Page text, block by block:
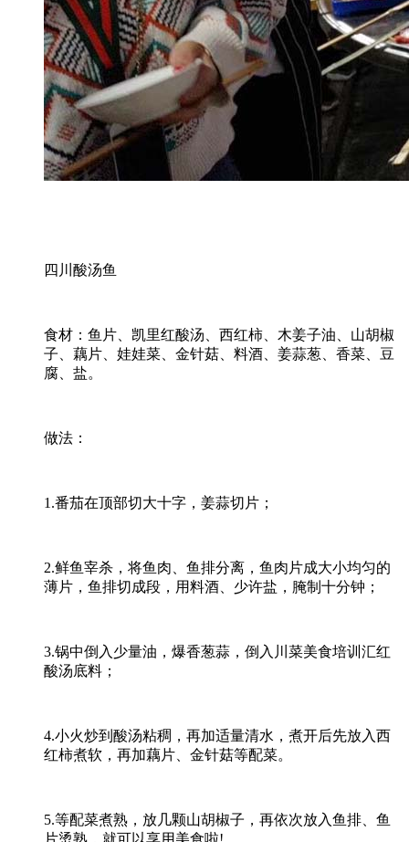
四川酸汤鱼
食材：鱼片、凯里红酸汤、西红柿、木姜子油、山胡椒
子、藕片、娃娃菜、金针菇、料酒、姜蒜葱、香菜、豆
腐、盐。
做法：
1.番茄在顶部切大十字，姜蒜切片；
2.鲜鱼宰杀，将鱼肉、鱼排分离，鱼肉片成大小均匀的
薄片，鱼排切成段，用料酒、少许盐，腌制十分钟；
3.锅中倒入少量油，爆香葱蒜，倒入川菜美食培训汇红
酸汤底料；
4.小火炒到酸汤粘稠，再加适量清水，煮开后先放入西
红柿煮软，再加藕片、金针菇等配菜。
5.等配菜煮熟，放几颗山胡椒子，再依次放入鱼排、鱼
片烫熟，就可以享用美食啦!